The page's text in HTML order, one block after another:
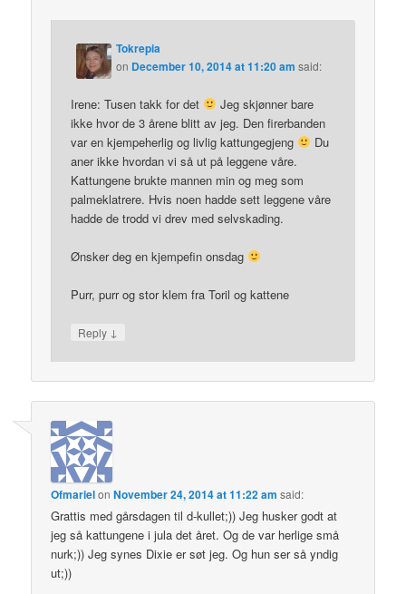
Tokrepia
on December 10, 2014 at 11:20 am said:
Irene: Tusen takk for det
Jeg skjønner bare
ikke hvor de 3 årene blitt av jeg. Den firerbanden
var en kjempeherlig og livlig kattungegjeng
Du
aner ikke hvordan vi så ut på leggene våre.
Kattungene brukte mannen min og meg som
palmeklatrere. Hvis noen hadde sett leggene våre
hadde de trodd vi drev med selvskading.
Ønsker deg en kjempefin onsdag
Purr, purr og stor klem fra Toril og kattene
Reply ↓
OfmarielonNovember 24, 2014 at 11:22 am said:
Grattis med gårsdagen til d-kullet;)) Jeg husker godt at
jeg så kattungene i jula det året. Og de var herlige små
nurk;)) Jeg synes Dixie er søt jeg. Og hun ser så yndig
ut;))